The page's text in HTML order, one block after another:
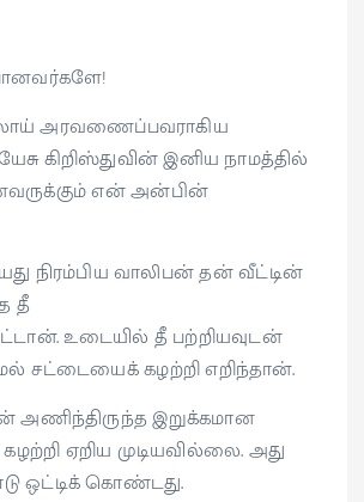
அரவணைப்பவராகிய
கிறிஸ்துவின் இனிய நாமத்தில்
என் அன்பின்
நிரம்பிய வாலிபன் தன் வீட்டின்
தீ
உடையில் தீ பற்றியவுடன்
சட்டையைக் கழற்றி எறிந்தான்.
இறுக்கமான
ஏறிய முடியவில்லை. அது
ஒட்டிக் கொண்டது.